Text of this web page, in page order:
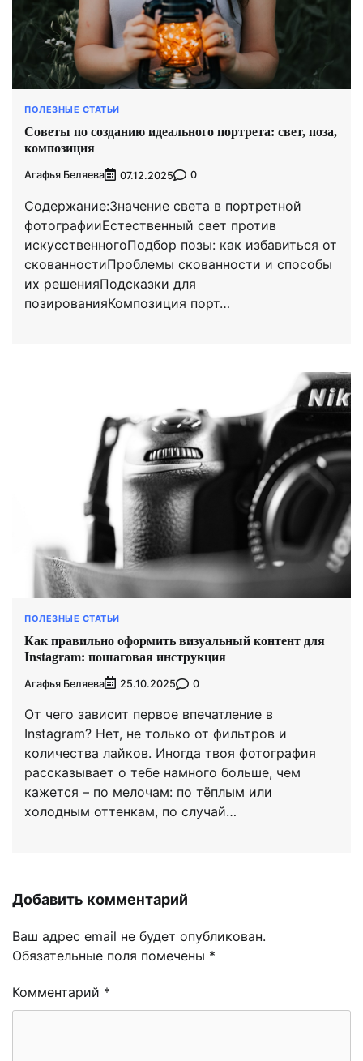
ПОЛЕЗНЫЕ СТАТЬИ
Советы по созданию идеального портрета: свет, поза,
композиция
Агафья Беляева 07.12.2025 0
Содержание:Значение света в портретной
фотографииЕстественный свет против
искусственногоПодбор позы: как избавиться от
скованностиПроблемы скованности и способы
их решенияПодсказки для
позированияКомпозиция порт…
ПОЛЕЗНЫЕ СТАТЬИ
Как правильно оформить визуальный контент для
Instagram: пошаговая инструкция
Агафья Беляева 25.10.2025 0
От чего зависит первое впечатление в
Instagram? Нет, не только от фильтров и
количества лайков. Иногда твоя фотография
рассказывает о тебе намного больше, чем
кажется – по мелочам: по тёплым или
холодным оттенкам, по случай…
Добавить комментарий
Ваш адрес email не будет опубликован.
Обязательные поля помечены *
Комментарий *